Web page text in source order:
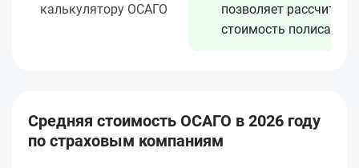
калькулятору ОСАГО
позволяет рассчитать
стоимость полиса
Средняя стоимость ОСАГО в 2026 году
по страховым компаниям